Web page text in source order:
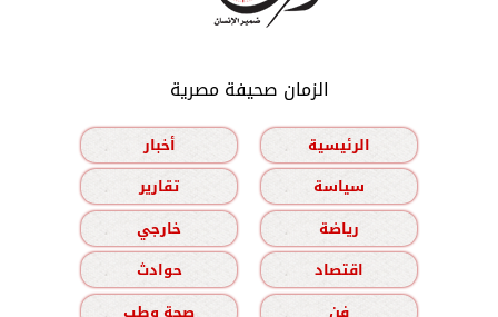
الزمان صحيفة مصرية
الرئيسية
أخبار
سياسة
تقارير
رياضة
خارجي
اقتصاد
حوادث